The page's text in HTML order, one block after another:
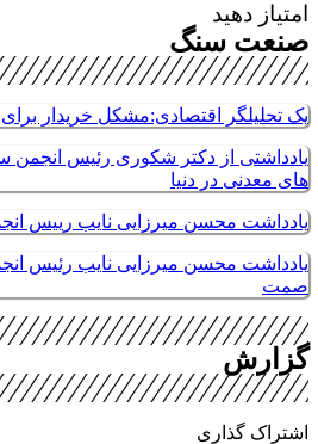
دهید
سنگ
تحلیلگر اقتصادی:مشکل خریدار برای
از دکتر شکوری رئیس انجمن
معدنی در دنیا
محسن میرزایی نایب رییس
محسن میرزایی نایب رئیس
گذاری